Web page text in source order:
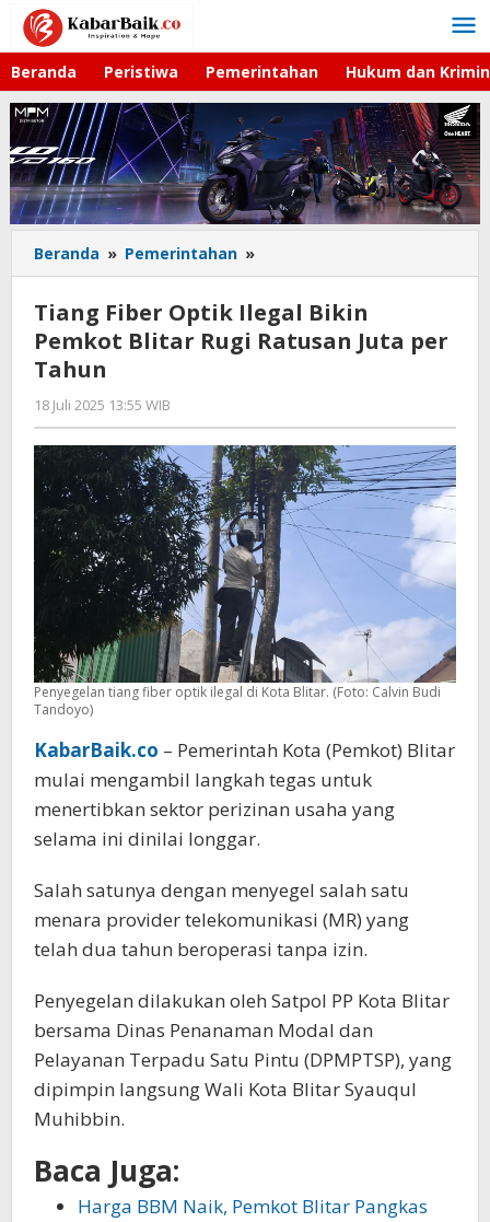
Lewati
konten
Beranda Peristiwa Pemerintahan Hukum dan
Beranda » Pemerintahan »
Fiber
Optik
Ilegal
Bikin
Juta
per
Tahun
Tiang Fiber Optik Ilegal Bikin
Pemkot Blitar Rugi Ratusan Juta per
Tahun
18 Juli 2025 13:55 WIB
Andika
DP
Penyegelan tiang fiber optik ilegal di Kota Blitar. (Foto: Calvin Budi
Tandoyo)
KabarBaik.co – Pemerintah Kota (Pemkot) Blitar
mulai mengambil langkah tegas untuk
menertibkan sektor perizinan usaha yang
selama ini dinilai longgar.
Salah satunya dengan menyegel salah satu
menara provider telekomunikasi (MR) yang
telah dua tahun beroperasi tanpa izin.
Penyegelan dilakukan oleh Satpol PP Kota Blitar
bersama Dinas Penanaman Modal dan
Pelayanan Terpadu Satu Pintu (DPMPTSP), yang
dipimpin langsung Wali Kota Blitar Syauqul
Muhibbin.
Baca Juga:
Harga BBM Naik, Pemkot Blitar Pangkas